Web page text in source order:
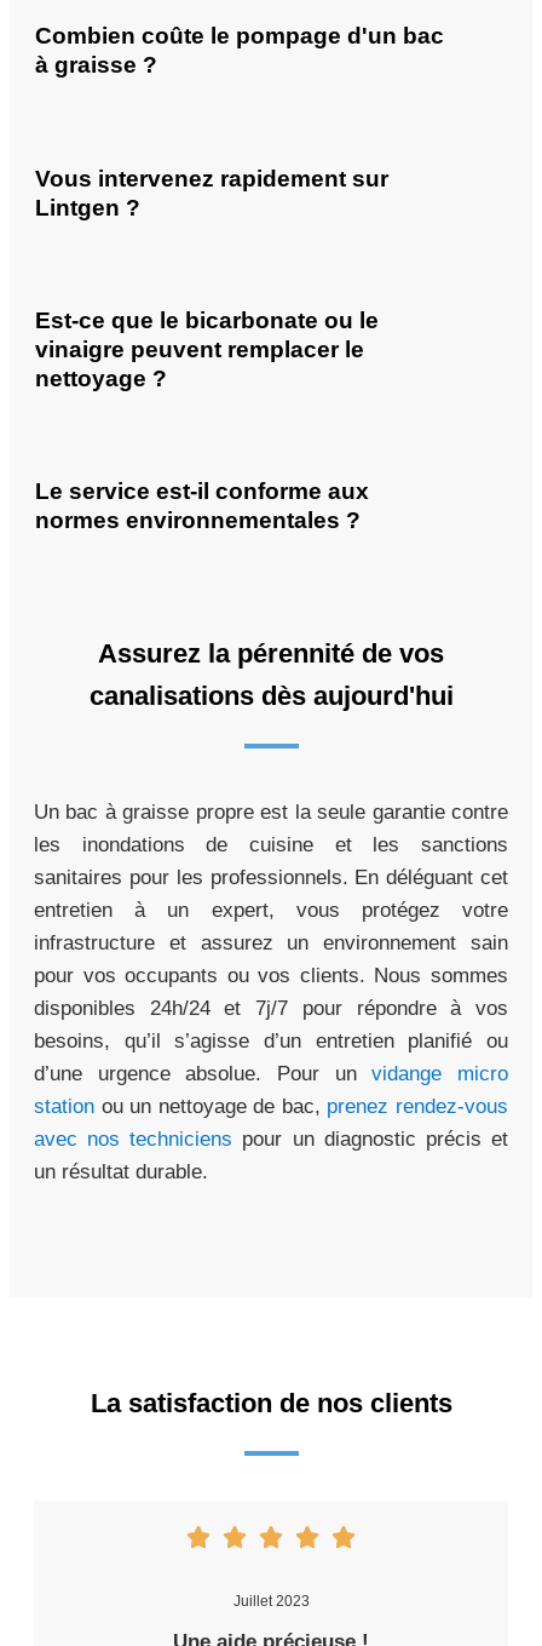
Combien coûte le pompage d'un bac
à graisse ?
Vous intervenez rapidement sur
Lintgen ?
Est-ce que le bicarbonate ou le
vinaigre peuvent remplacer le
nettoyage ?
Le service est-il conforme aux
normes environnementales ?
Assurez la pérennité de vos
canalisations dès aujourd'hui
Un bac à graisse propre est la seule garantie contre
les inondations de cuisine et les sanctions
sanitaires pour les professionnels. En déléguant cet
entretien à un expert, vous protégez votre
infrastructure et assurez un environnement sain
pour vos occupants ou vos clients. Nous sommes
disponibles 24h/24 et 7j/7 pour répondre à vos
besoins, qu’il s’agisse d’un entretien planifié ou
d’une urgence absolue. Pour unvidange micro
station ou un nettoyage de bac, prenez rendez-vous
avec nos techniciens pour un diagnostic précis et
un résultat durable.
La satisfaction de nos clients
Juillet 2023